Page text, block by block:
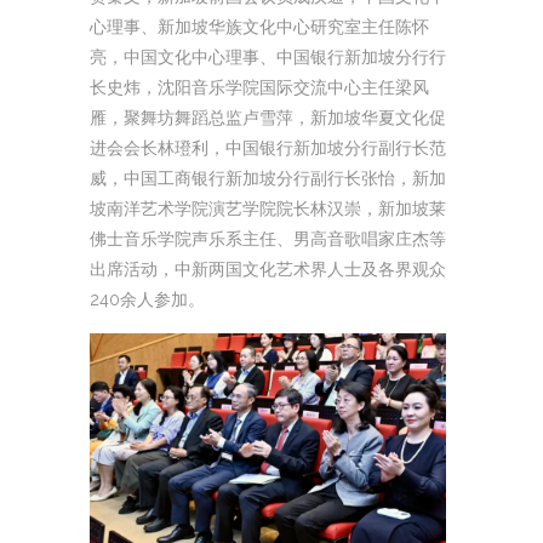
心理事、新加坡华族文化中心研究室主任陈怀
亮，中国文化中心理事、中国银行新加坡分行行
长史炜，沈阳音乐学院国际交流中心主任梁风
雁，聚舞坊舞蹈总监卢雪萍，新加坡华夏文化促
进会会长林璒利，中国银行新加坡分行副行长范
威，中国工商银行新加坡分行副行长张怡，新加
坡南洋艺术学院演艺学院院长林汉崇，新加坡莱
佛士音乐学院声乐系主任、男高音歌唱家庄杰等
出席活动，中新两国文化艺术界人士及各界观众
240余人参加。